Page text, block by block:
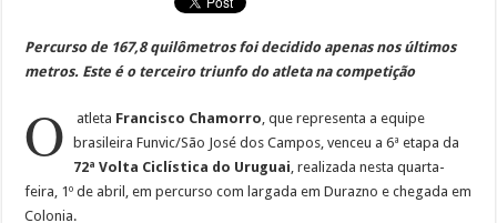
Percurso de 167,8 quilômetros foi decidido apenas nos últimos
metros. Este é o terceiro triunfo do atleta na competição
O atleta Francisco Chamorro, que representa a equipe
brasileira Funvic/São José dos Campos, venceu a 6ª etapa da
72ª Volta Ciclística do Uruguai, realizada nesta quarta-
feira, 1º de abril, em percurso com largada em Durazno e chegada em
Colonia.